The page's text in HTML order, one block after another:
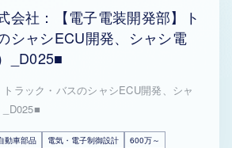
会社：【電子電装開発部】ト
シャシECU開発、シャシ電
_D025■
トラック・バスのシャシECU開発、シャ
_D025■
動車部品 電気・電子制御設計 600万～